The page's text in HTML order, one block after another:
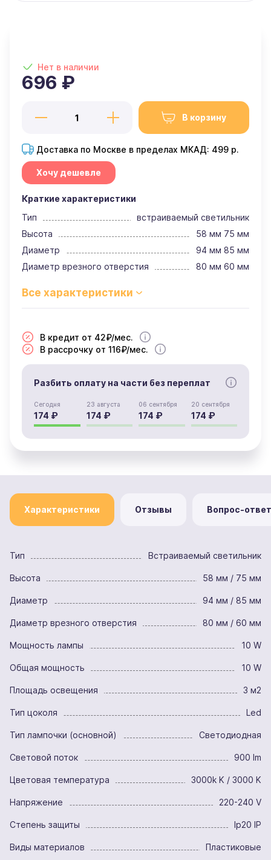
Нет в наличии
696 ₽
В корзину
Доставка по Москве в пределах МКАД: 499 р.
Хочу дешевле
Краткие характеристики
Тип
встраиваемый светильник
Высота
58 мм 75 мм
Диаметр
94 мм 85 мм
Диаметр врезного отверстия
80 мм 60 мм
В кредит от 42₽/мес.
В рассрочку от 116₽/мес.
Разбить оплату на части без переплат
Сегодня
174 ₽
23 августа
174 ₽
06 сентября
174 ₽
20 сентября
174 ₽
Характеристики Отзывы Вопрос-ответ
Тип Встраиваемый светильник
Высота 58 мм / 75 мм
Диаметр 94 мм / 85 мм
Диаметр врезного отверстия 80 мм / 60 мм
Мощность лампы 10 W
Общая мощность 10 W
Площадь освещения 3 м2
Тип цоколя Led
Тип лампочки (основной) Светодиодная
Световой поток 900 lm
Цветовая температура 3000k K / 3000 K
Напряжение 220-240 V
Степень защиты Ip20 IP
Виды материалов Пластиковые